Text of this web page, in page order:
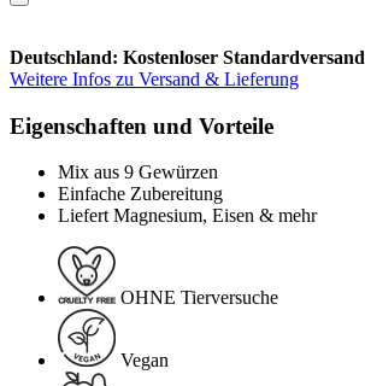
Deutschland: Kostenloser Standardversand
Weitere Infos zu Versand & Lieferung
Eigenschaften und Vorteile
Mix aus 9 Gewürzen
Einfache Zubereitung
Liefert Magnesium, Eisen & mehr
OHNE Tierversuche
Vegan